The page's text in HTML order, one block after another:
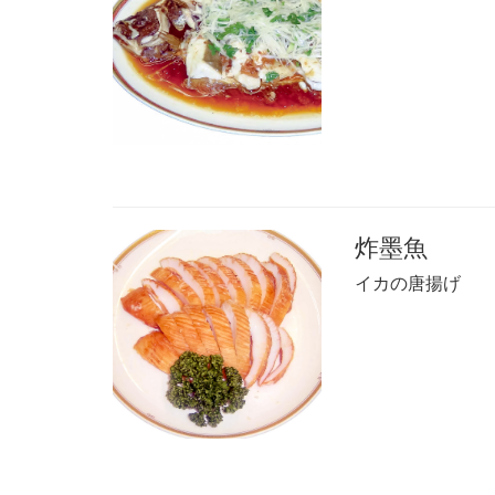
炸墨魚
イカの唐揚げ